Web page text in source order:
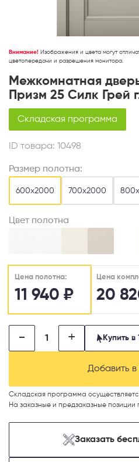
Внимание! Изображения и цвета могут
цветопередачи и разрешения монитора.
Межкомнатная
Призм 25 Силк Грей
Складская программа
ID товара: 10498
Размер полотна:
600х2000 700х2000
Цвет полотна
Цена полотна:
11 940 ₽
Цена
20
- + Купить в
Добавить в
Складская программа
На заказные и предзаказные позиции
Заказать